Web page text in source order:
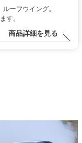
ーフウイング。
す。
商品詳細を見る